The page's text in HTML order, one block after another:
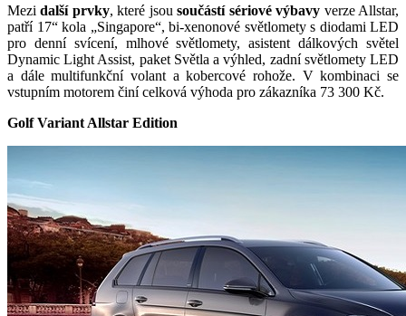
Mezidalší prvky, které jsousoučástí sériové výbavy verze Allstar,
patří 17“ kola „Singapore“, bi-xenonové světlomety s diodami LED
pro denní svícení, mlhové světlomety, asistent dálkových světel
Dynamic Light Assist, paket Světla a výhled, zadní světlomety LED
a dále multifunkční volant a kobercové rohože. V kombinaci se
vstupním motorem činí celková výhoda pro zákazníka 73 300 Kč.
Golf Variant Allstar Edition